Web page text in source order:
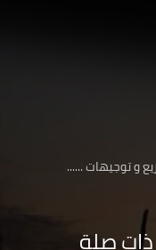
و توجيهات ......
صلة